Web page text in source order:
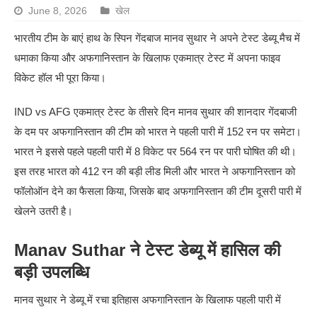
June 8, 2026 खेल
भारतीय टीम के बाएं हाथ के स्पिन गेंदबाज मानव सुथार ने अपने टेस्ट डेब्यू मैच में
धमाका किया और अफगानिस्तान के खिलाफ एकमात्र टेस्ट में अपना फाइव
विकेट हॉल भी पूरा किया।
IND vs AFG एकमात्र टेस्ट के तीसरे दिन मानव सुथार की शानदार गेंदबाजी
के दम पर अफगानिस्तान की टीम को भारत ने पहली पारी में 152 रन पर समेटा।
भारत ने इससे पहले पहली पारी में 8 विकेट पर 564 रन पर पारी घोषित की थी।
इस तरह भारत को 412 रन की बड़ी लीड मिली और भारत ने अफगानिस्तान को
फॉलोऑन देने का फैसला किया, जिसके बाद अफगानिस्तान की टीम दूसरी पारी में
खेलने उतरी है।
Manav Suthar ने टेस्ट डेब्यू में हासिल की
बड़ी उपलब्धि
मानव सुथार ने डेब्यू में रचा इतिहास अफगानिस्तान के खिलाफ पहली पारी में